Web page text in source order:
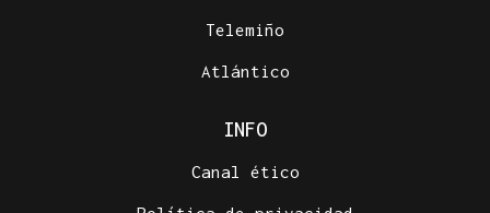
Telemiño
Atlántico
INFO
Canal ético